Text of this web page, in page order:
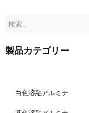
製品カテゴリー
白色溶融アルミナ